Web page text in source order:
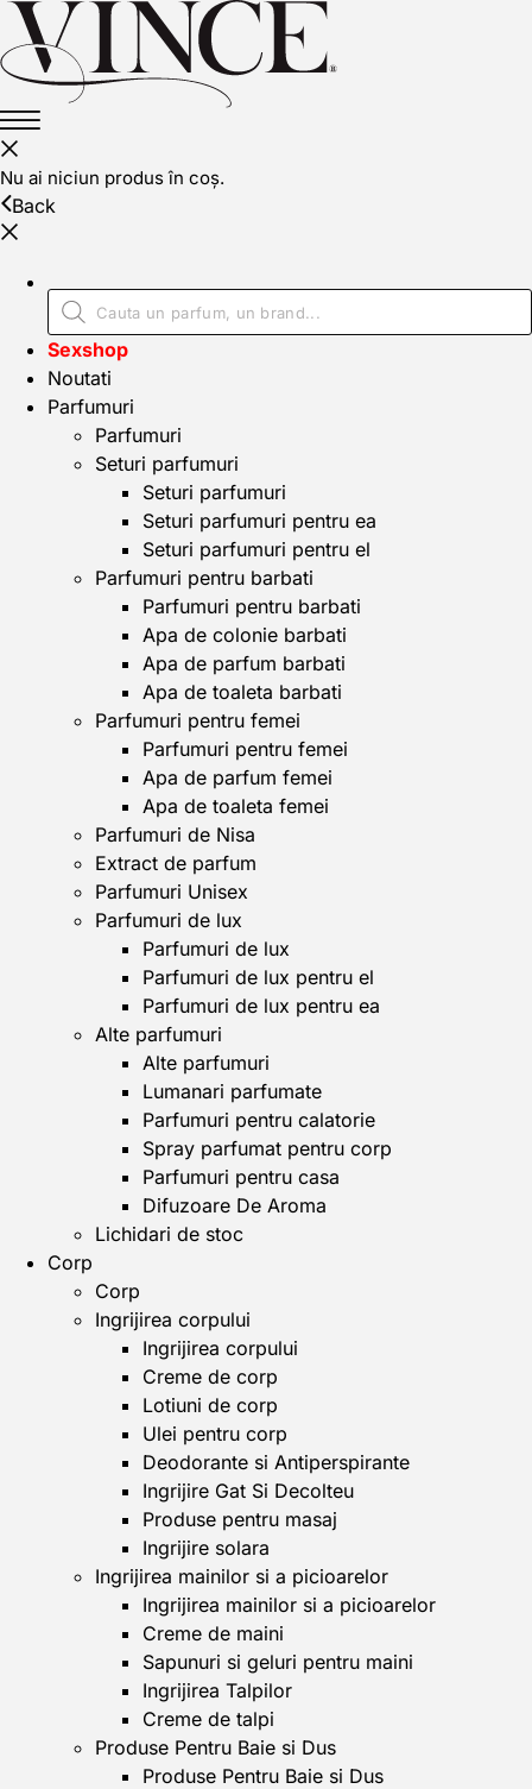
Nu ai niciun produs în coș.
Back
Sexshop
Noutati
Parfumuri
Parfumuri
Seturi parfumuri
Seturi parfumuri
Seturi parfumuri pentru ea
Seturi parfumuri pentru el
Parfumuri pentru barbati
Parfumuri pentru barbati
Apa de colonie barbati
Apa de parfum barbati
Apa de toaleta barbati
Parfumuri pentru femei
Parfumuri pentru femei
Apa de parfum femei
Apa de toaleta femei
Parfumuri de Nisa
Extract de parfum
Parfumuri Unisex
Parfumuri de lux
Parfumuri de lux
Parfumuri de lux pentru el
Parfumuri de lux pentru ea
Alte parfumuri
Alte parfumuri
Lumanari parfumate
Parfumuri pentru calatorie
Spray parfumat pentru corp
Parfumuri pentru casa
Difuzoare De Aroma
Lichidari de stoc
Corp
Corp
Ingrijirea corpului
Ingrijirea corpului
Creme de corp
Lotiuni de corp
Ulei pentru corp
Deodorante si Antiperspirante
Ingrijire Gat Si Decolteu
Produse pentru masaj
Ingrijire solara
Ingrijirea mainilor si a picioarelor
Ingrijirea mainilor si a picioarelor
Creme de maini
Sapunuri si geluri pentru maini
Ingrijirea Talpilor
Creme de talpi
Produse Pentru Baie si Dus
Produse Pentru Baie si Dus